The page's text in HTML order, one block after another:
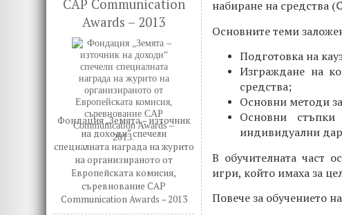
CAP Communication
Awards – 2013
Фондация „Земята – източник
на доходи“ спечели
специалната награда на журито
на организираното от
Европейската комисия,
съревнование CAP
Communication Awards – 2013
набиране на средства (
Основните теми
Подготовка на
Изграждане на
средства;
Основни методи
Основни
индивидуални
В обучителната част
игри, който имаха за
Повече за обучението